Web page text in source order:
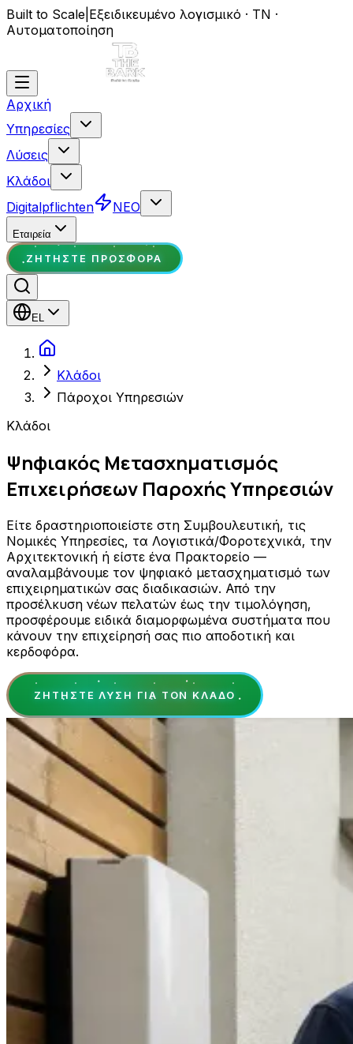
Built to Scale Εξειδικευμένο λογισμικό · ΤΝ ·
Αυτοματοποίηση
Αρχική
Υπηρεσίες
Λύσεις
Κλάδοι
Digitalpflichten
ΝΕΟ
Εταιρεία
ΖΗΤΉΣΤΕ ΠΡΟΣΦΟΡΆ
EL
Κλάδοι
Πάροχοι Υπηρεσιών
Κλάδοι
Ψηφιακός Μετασχηματισμός
Επιχειρήσεων Παροχής Υπηρεσιών
Είτε δραστηριοποιείστε στη Συμβουλευτική, τις
Νομικές Υπηρεσίες, τα Λογιστικά/Φοροτεχνικά, την
Αρχιτεκτονική ή είστε ένα Πρακτορείο —
αναλαμβάνουμε τον ψηφιακό μετασχηματισμό των
επιχειρηματικών σας διαδικασιών. Από την
προσέλκυση νέων πελατών έως την τιμολόγηση,
προσφέρουμε ειδικά διαμορφωμένα συστήματα που
κάνουν την επιχείρησή σας πιο αποδοτική και
κερδοφόρα.
ΖΗΤΉΣΤΕ ΛΎΣΗ ΓΙΑ ΤΟΝ ΚΛΆΔΟ